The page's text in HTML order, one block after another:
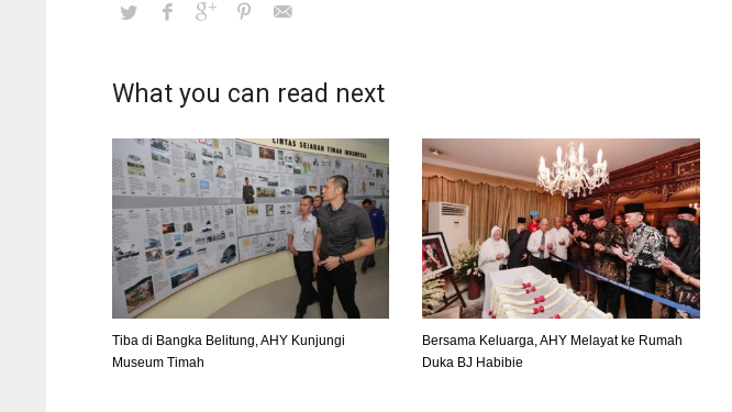
What you can read next
Tiba di Bangka Belitung, AHY Kunjungi
Museum Timah
Bersama Keluarga, AHY Melayat ke Rumah
Duka BJ Habibie